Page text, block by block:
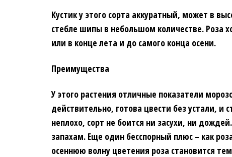
Кустик у этого сорта аккуратный, может в
стебле шипы в небольшом количестве. Роза
или в конце лета и до самого конца осени.
Преимущества
У этого растения отличные показатели
действительно, готова цвести без устали,
неплохо, сорт не боится ни засухи, ни
запахам. Еще один бесспорный плюс – как
осеннюю волну цветения роза становится